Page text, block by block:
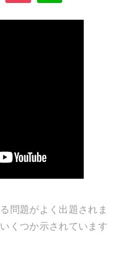
問題がよく出題されま
くつか示されています